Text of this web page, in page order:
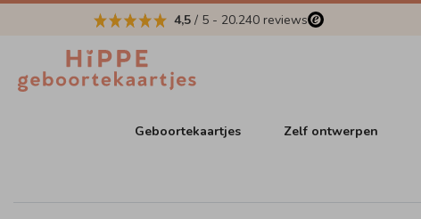
4,5 / 5 - 20.240 reviews
Geboortekaartjes Zelf ontwerpen